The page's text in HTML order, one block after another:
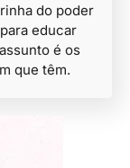
do poder
educar
é os
que têm.